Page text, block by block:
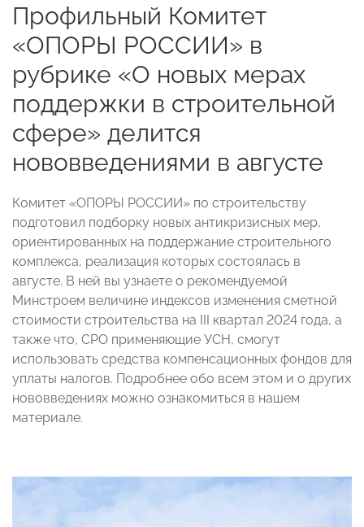
Профильный Комитет
«ОПОРЫ РОССИИ» в
рубрике «О новых мерах
поддержки в строительной
сфере» делится
нововведениями в августе
Комитет «ОПОРЫ РОССИИ» по строительству
подготовил подборку новых антикризисных мер,
ориентированных на поддержание строительного
комплекса, реализация которых состоялась в
августе. В ней вы узнаете о рекомендуемой
Минстроем величине индексов изменения сметной
стоимости строительства на III квартал 2024 года, а
также что, СРО применяющие УСН, смогут
использовать средства компенсационных фондов для
уплаты налогов. Подробнее обо всем этом и о других
нововведениях можно ознакомиться в нашем
материале.